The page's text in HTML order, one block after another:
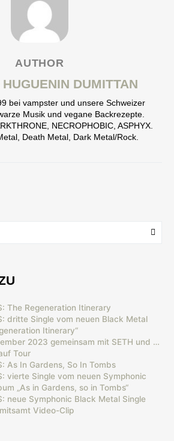
AUTHOR
DUMITTAN
bei vampster und unsere Schweizer
Musik und vegane Backrezepte.
NECROPHOBIC, ASPHYX.
Death Metal, Dark Metal/Rock.
The Regeneration Itinerary
dritte Single vom neuen Black Metal
Itinerary“
2023 gemeinsam mit SETH und …
Tour
As In Gardens, So In Tombs
vierte Single vom neuen Symphonic
„As in Gardens, so in Tombs“
neue Symphonic Black Metal Single
mitsamt Video-Clip